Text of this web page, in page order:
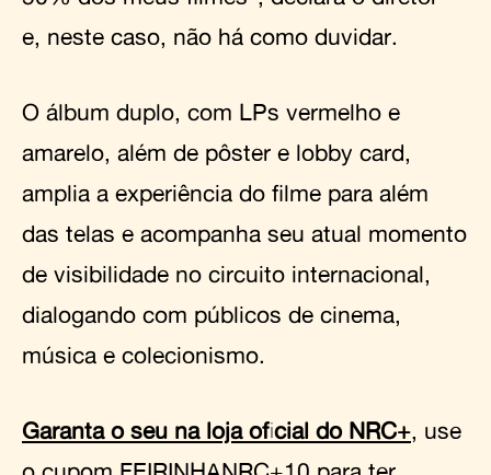
e, neste caso, não há como duvidar.
O álbum duplo, com LPs vermelho e
amarelo, além de pôster e lobby card,
amplia a experiência do filme para além
das telas e acompanha seu atual momento
de visibilidade no circuito internacional,
dialogando com públicos de cinema,
música e colecionismo.
Garanta o seu na loja oficial do NRC+, use